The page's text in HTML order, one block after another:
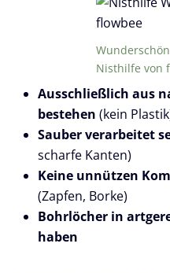
Nisthilfe von
Ausschließlich aus
bestehen (kein
Sauber verarbeitet
scharfe Kanten)
Keine unnützen
(Zapfen, Borke)
Bohrlöcher in
haben